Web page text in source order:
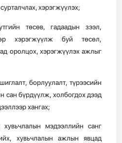
хэрэгжүүлэх;
төсөв, гадаадын зээл,
хэрэгжүүлж буй төсөл,
оролцох, хэрэгжүүлэх ажлыг
борлуулалт, түрээсийн
сан бүрдүүлж, холбогдох дээд
хангах;
мэдээллийн санг
хувьчлалын ажлын явцад